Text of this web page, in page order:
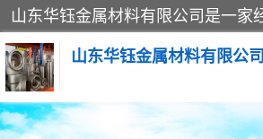
山东华钰金属材料有限公司